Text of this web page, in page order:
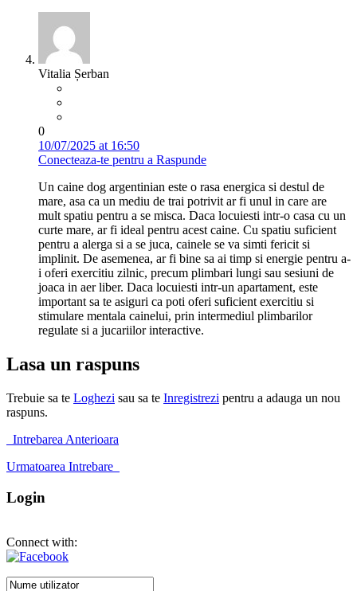
Vitalia Șerban
0
10/07/2025 at 16:50
Conecteaza-te pentru a Raspunde
Un caine dog argentinian este o rasa energica si destul de
mare, asa ca un mediu de trai potrivit ar fi unul in care are
mult spatiu pentru a se misca. Daca locuiesti intr-o casa cu un
curte mare, ar fi ideal pentru acest caine. Cu spatiu suficient
pentru a alerga si a se juca, cainele se va simti fericit si
implinit. De asemenea, ar fi bine sa ai timp si energie pentru a-
i oferi exercitiu zilnic, precum plimbari lungi sau sesiuni de
joaca in aer liber. Daca locuiesti intr-un apartament, este
important sa te asiguri ca poti oferi suficient exercitiu si
stimulare mentala cainelui, prin intermediul plimbarilor
regulate si a jucariilor interactive.
Lasa un raspuns
Trebuie sa te Loghezi sau sa te Inregistrezi pentru a adauga un nou
raspuns.
Intrebarea Anterioara
Urmatoarea Intrebare
Login
Connect with: